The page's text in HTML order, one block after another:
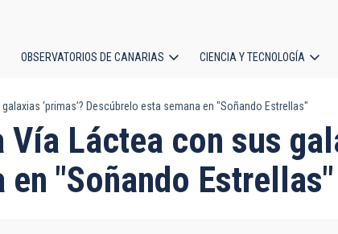
OBSERVATORIOS DE CANARIAS CIENCIA Y TECNOLOGÍA
‘primas’? Descúbrelo esta semana en "Soñando Estrellas"
Láctea con sus
"Soñando Estrellas"